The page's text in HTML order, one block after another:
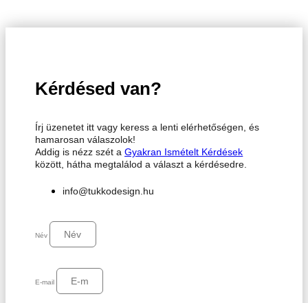
Kérdésed van?
Írj üzenetet itt vagy keress a lenti elérhetőségen, és
hamarosan válaszolok!
Addig is nézz szét aGyakran Ismételt Kérdések
között, hátha megtalálod a választ a kérdésedre.
info@tukkodesign.hu
Név
E-mail